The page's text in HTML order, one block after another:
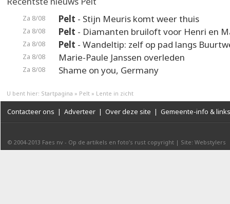
Za 8/08 Pelt - Stijn Meuris komt weer thuis
Za 8/08 Pelt - Diamanten bruiloft voor Henri en
Za 8/08 Pelt - Wandeltip: zelf op pad langs
Za 8/08 Marie-Paule Janssen overleden
Za 8/08 Shame on you, Germany
U bent hier: Startpagina » Pelt » Lente in zicht
Contacteer ons | Adverteer | Over deze site | Gemeente-info & links
© 2004-2013 Faes nv - Op de artikels en foto’s rust copyright | Site: Webstylers